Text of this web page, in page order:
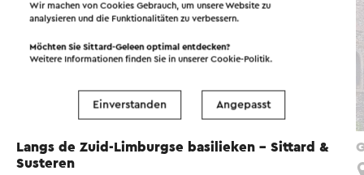
Langs de Zuid-Limburgse basilieken - Sittard &
Susteren
Wir machen von Cookies Gebrauch, um unsere Website zu
analysieren und die Funktionalitäten zu verbessern.
Möchten Sie Sittard-Geleen optimal entdecken?
Weitere Informationen finden Sie in unsererCookie-Politik.
Einverstanden Angepasst